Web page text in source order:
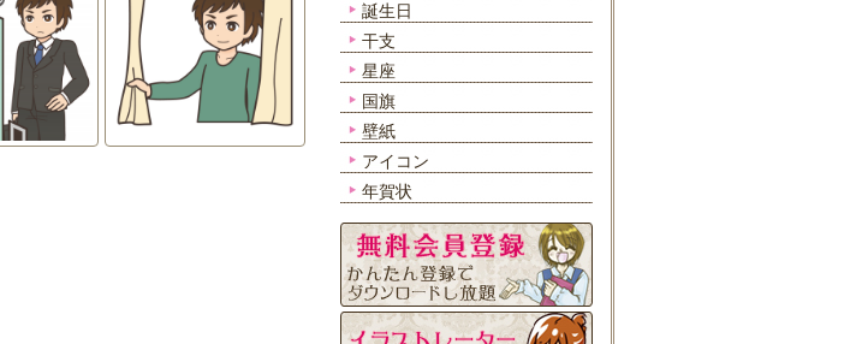
誕生日
干支
星座
国旗
壁紙
アイコン
年賀状